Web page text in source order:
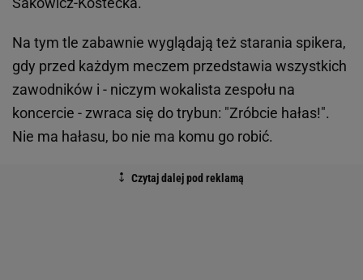
Na tym tle zabawnie wyglądają też starania spikera,
gdy przed każdym meczem przedstawia wszystkich
zawodników i - niczym wokalista zespołu na
koncercie - zwraca się do trybun: "Zróbcie hałas!".
Nie ma hałasu, bo nie ma komu go robić.